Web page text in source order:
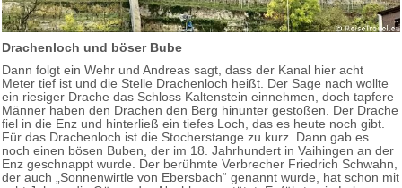
Drachenloch und böser Bube
Dann folgt ein Wehr und Andreas sagt, dass der Kanal hier acht
Meter tief ist und die Stelle Drachenloch heißt. Der Sage nach wollte
ein riesiger Drache das Schloss Kaltenstein einnehmen, doch tapfere
Männer haben den Drachen den Berg hinunter gestoßen. Der Drache
fiel in die Enz und hinterließ ein tiefes Loch, das es heute noch gibt.
Für das Drachenloch ist die Stocherstange zu kurz. Dann gab es
noch einen bösen Buben, der im 18. Jahrhundert in Vaihingen an der
Enz geschnappt wurde. Der berühmte Verbrecher Friedrich Schwahn,
der auch „Sonnenwirtle von Ebersbach“ genannt wurde, hat schon mit